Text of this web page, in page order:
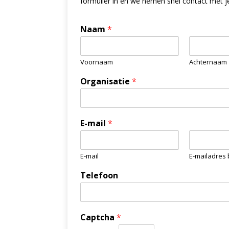
Naam *
Voornaam Achternaam
Organisatie *
E-mail *
E-mail E-mailadres
Telefoon
Captcha *